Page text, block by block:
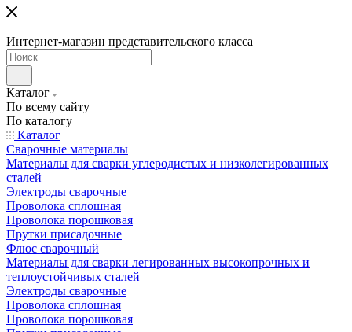
Интернет-магазин представительского класса
Каталог
По всему сайту
По каталогу
Каталог
Сварочные материалы
Материалы для сварки углеродистых и низколегированных
сталей
Электроды сварочные
Проволока сплошная
Проволока порошковая
Прутки присадочные
Флюс сварочный
Материалы для сварки легированных высокопрочных и
теплоустойчивых сталей
Электроды сварочные
Проволока сплошная
Проволока порошковая